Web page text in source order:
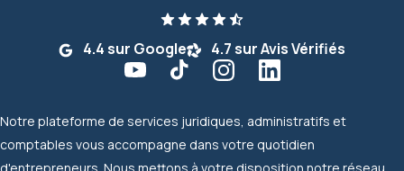
4.4 sur Google 4.7 sur Avis Vérifiés
Notre plateforme de services juridiques, administratifs et
comptables vous accompagne dans votre quotidien